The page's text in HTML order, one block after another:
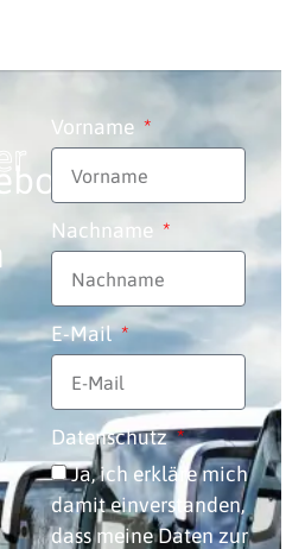
Vorname
Nachname
E-Mail
Datenschutz
Ja, ich erkläre mich
damit einverstanden,
dass meine Daten zur